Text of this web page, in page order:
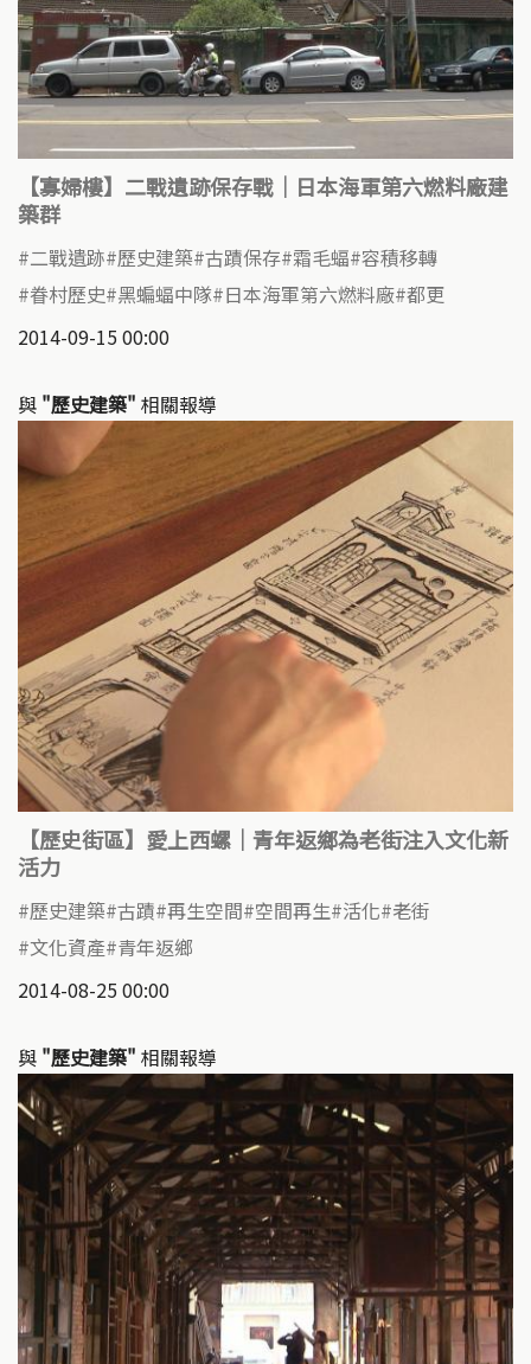
【寡婦樓】二戰遺跡保存戰｜日本海軍第六燃料廠建
築群
二戰遺跡 歷史建築 古蹟保存 霜毛蝠 容積移轉
眷村歷史 黑蝙蝠中隊 日本海軍第六燃料廠 都更
2014-09-15 00:00
與 "歷史建築" 相關報導
【歷史街區】愛上西螺｜青年返鄉為老街注入文化新
活力
歷史建築 古蹟 再生空間 空間再生 活化 老街
文化資產 青年返鄉
2014-08-25 00:00
與 "歷史建築" 相關報導